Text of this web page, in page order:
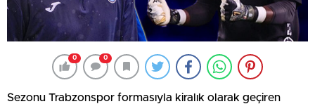
0 0
Sezonu Trabzonspor formasıyla kiralık olarak geçiren